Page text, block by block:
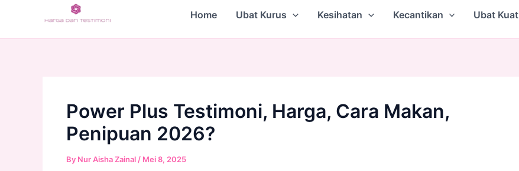
content
Home Ubat Kurus Kesihatan Kecantikan Ubat Kuat
Power Plus Testimoni, Harga, Cara Makan,
Penipuan 2026?
By Nur Aisha Zainal / Mei 8, 2025